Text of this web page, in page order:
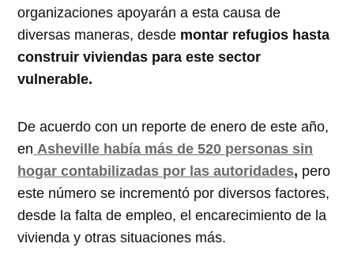
organizaciones apoyarán a esta causa de
diversas maneras, desde montar refugios hasta
construir viviendas para este sector
vulnerable.
De acuerdo con un reporte de enero de este año,
en Asheville había más de 520 personas sin
hogar contabilizadas por las autoridades, pero
este número se incrementó por diversos factores,
desde la falta de empleo, el encarecimiento de la
vivienda y otras situaciones más.